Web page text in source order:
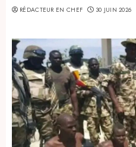
RÉDACTEUR EN CHEF 30 JUIN 2026